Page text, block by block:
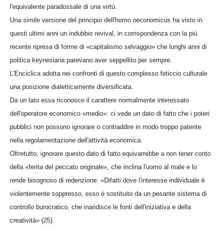
l'equivalente paradossale di una virtù.
Una simile versione del principio dell'homo oeconomicus ha visto in
questi ultimi anni un indubbio revival, in corrispondenza con la più
recente ripresa di forme di «capitalismo selvaggio» che lunghi anni di
politica keynesiana parevano aver seppellito per sempre.
L'Enciclica adotta nei confronti di questo complesso feticcio culturale
una posizione dialetticamente diversificata.
Da un lato essa riconosce il carattere normalmente interessato
dell'operatore economico «medio»: ci vede un dato di fatto che i poteri
pubblici non possono ignorare o contraddire in modo troppo patente
nella regolamentazione dell'attività economica.
Oltretutto, ignorare questo dato di fatto equivarrebbe a non tener conto
della «ferita del peccato originale», che inclina l'uomo al male e lo
rende bisognoso di redenzione: «Difatti dove l'interesse individuale è
violentemente soppresso, esso è sostituito da un pesante sistema di
controllo burocratico, che inaridisce le fonti dell'iniziativa e della
creatività» (25).